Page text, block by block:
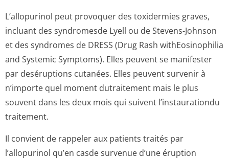
L’allopurinol peut provoquer des toxidermies graves,
incluant des syndromesde Lyell ou de Stevens-Johnson
et des syndromes de DRESS (Drug Rash withEosinophilia
and Systemic Symptoms). Elles peuvent se manifester
par deséruptions cutanées. Elles peuvent survenir à
n’importe quel moment dutraitement mais le plus
souvent dans les deux mois qui suivent l’instaurationdu
traitement.
Il convient de rappeler aux patients traités par
l’allopurinol qu’en casde survenue d’une éruption